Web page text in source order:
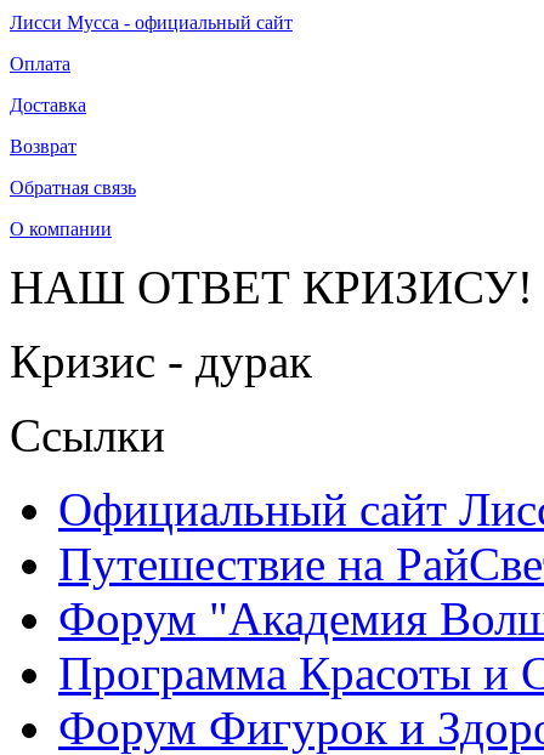
Лисси Мусса - официальный сайт
Оплата
Доставка
Возврат
Обратная связь
О компании
НАШ ОТВЕТ КРИЗИСУ!
Кризис - дурак
Ссылки
Официальный сайт
Путешествие на
Форум "Академия
Программа Красоты и
Форум Фигурок и